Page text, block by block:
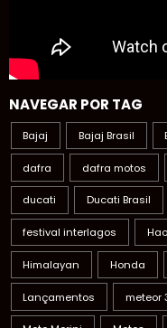
NAVEGAR POR TAG
Bajaj Bajaj Brasil
dafra dafra motos
ducati Ducati Brasil
festival interlagos
Himalayan Honda
Lançamentos meteor